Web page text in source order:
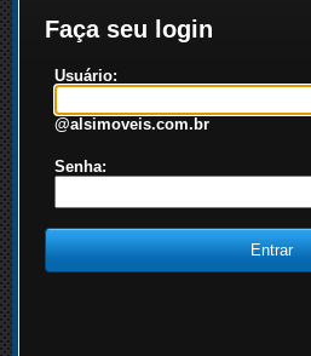
Faça seu login
Usuário:
@alsimoveis.com.br
Senha: